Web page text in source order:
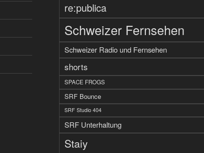
re:publica
Schweizer Fernsehen
Schweizer Radio und Fernsehen
shorts
SPACE FROGS
SRF Bounce
SRF Studio 404
SRF Unterhaltung
Staiy